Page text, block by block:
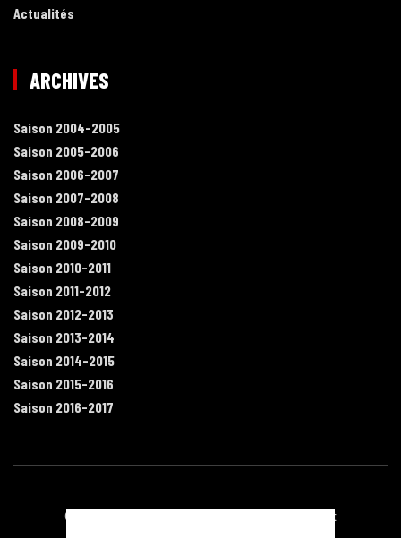
Actualités
ARCHIVES
Saison 2004-2005
Saison 2005-2006
Saison 2006-2007
Saison 2007-2008
Saison 2008-2009
Saison 2009-2010
Saison 2010-2011
Saison 2011-2012
Saison 2012-2013
Saison 2013-2014
Saison 2014-2015
Saison 2015-2016
Saison 2016-2017
Contact
Recrutement